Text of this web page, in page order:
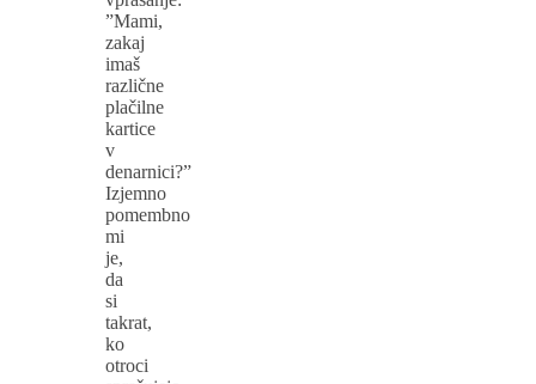
”Mami,
zakaj
imaš
različne
plačilne
kartice
v
denarnici?”
Izjemno
pomembno
mi
je,
da
si
takrat,
ko
otroci